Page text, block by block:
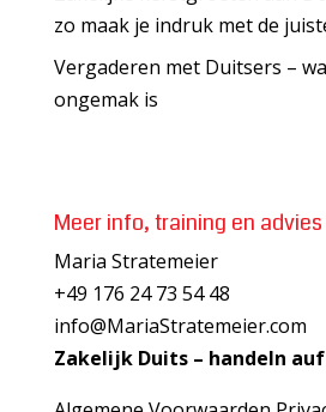
zo maak je indruk met de
Vergaderen met Duitsers –
ongemak is
Meer info, training en advies
Maria Stratemeier
+49 176 24 73 54 48
info@MariaStratemeier.com
Zakelijk Duits – handeln